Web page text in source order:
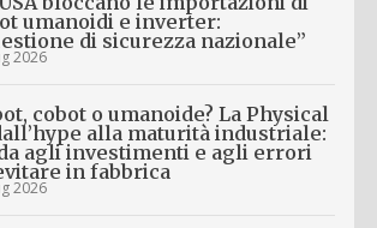
umanoidi e inverter:
di sicurezza nazionale”
2026
cobot o umanoide? La Physical
alla maturità industriale:
agli investimenti e agli errori
in fabbrica
2026